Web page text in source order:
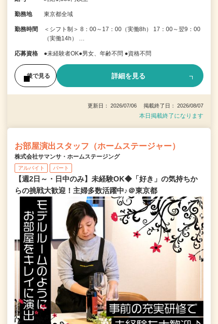
勤務地 東京都全域
勤務時間
＜シフト制＞ 8：00～17：00（実働8h） 17：00～翌9：00
（実働14h） …
応募資格 ●未経験者OK●男女、年齢不問 ●資格不問
後で見る 詳細を見る
更新日： 2026/07/06 掲載終了日： 2026/08/07
本日掲載終了になります
お部屋演出スタッフ（ホームステージャー）
株式会社サマンサ・ホームステージング
アルバイト パート
【週2日～・日中のみ】未経験OK◆「好き」の気持ちか
らの挑戦大歓迎！主婦多数活躍中♪＠東京都